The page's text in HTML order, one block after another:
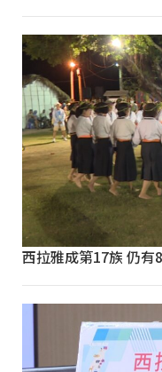
西拉雅成第17族 仍有